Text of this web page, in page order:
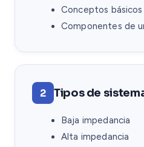
Conceptos
Componentes de
2 Tipos de
Baja impedancia
Alta impedancia